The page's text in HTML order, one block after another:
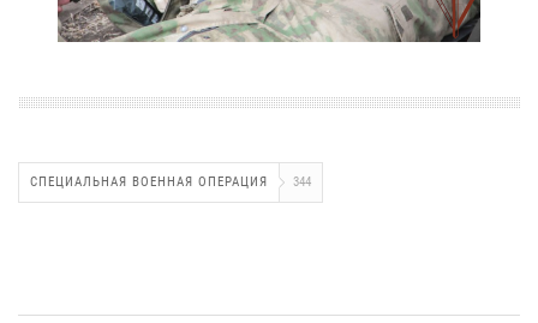
СПЕЦИАЛЬНАЯ ВОЕННАЯ ОПЕРАЦИЯ 344